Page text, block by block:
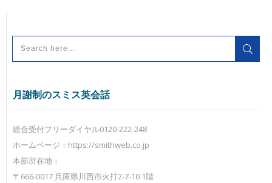
月謝制のスミス英会話
総合受付フリーダイヤル0120-222-248
ホームページ：https://smithweb.co.jp
本部所在地：
〒666-0017 兵庫県川西市火打2-7-10 1階